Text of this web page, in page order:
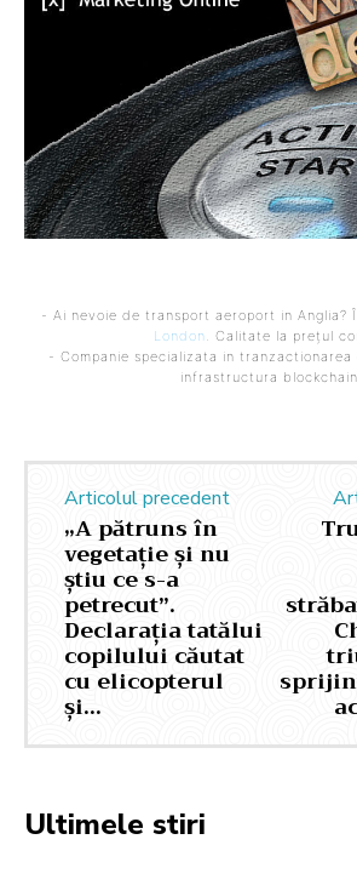
- Ai nevoie de transport aeroport in Anglia?
London. Calitate la prețul
- Companie specializata in tranzactionarea
infrastructura
Articolul precedent
„A pătruns în
vegetație și nu
știu ce s-a
petrecut”.
Declarația tatălui
copilului căutat
cu elicopterul
și…
Ultimele stiri